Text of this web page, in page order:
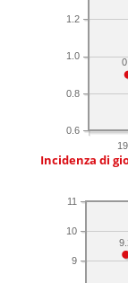
0.6
0.8
1.0
1.2
Incidenza di
9
10
11